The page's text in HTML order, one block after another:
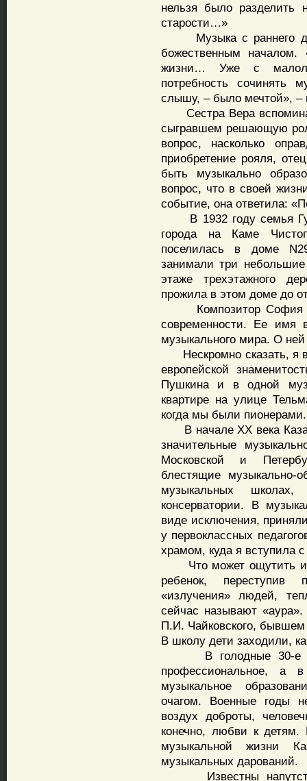
нельзя было
старости…»
Музыка с раннего
божественным
жизни… Уже с
потребность сочинять
слышу, – было мечтой», –
Сестра Вера
сыгравшем решающую
вопрос, насколько
приобретение рояля,
быть музыкально
вопрос, что в своей
событие, она ответила:
В 1932 году семья
города на Каме
поселилась в доме
занимали три
этаже трехэтажного
прожила в этом доме до
Композитор София
современности. Ее имя
музыкального мира. О ней
Нескромно сказать, я
европейской
Пушкина и в одной
квартире на улице
когда мы были пионерами.
В начале XX века
значительные
Московской и
блестящие музыкально-
музыкальных
консерватории. В
виде исключения,
у первоклассных
храмом, куда я вступила
Что может ощутить и
ребенок, переступив
«излучения» людей,
сейчас называют
П.И. Чайковского,
В школу дети заходили,
В голодные 30-е
профессиональное, а
музыкальное
очагом. Военные годы
воздух доброты,
конечно, любви к
музыкальной жизни
музыкальных дарований.
Известны